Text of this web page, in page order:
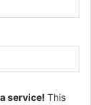
service! This